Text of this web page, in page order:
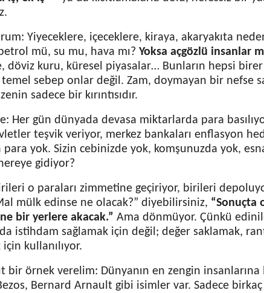
Yiyeceklere, içeceklere, kiraya, akaryakıta
mü, su mu, hava mı? Yoksa açgözlü insanlar
döviz kuru, küresel piyasalar… Bunların hepsi
sebep onlar değil. Zam, doymayan bir nefse
sadece bir kırıntısıdır.
Her gün dünyada devasa miktarlarda para
teşvik veriyor, merkez bankaları enflasyon
yok. Sizin cebinizde yok, komşunuzda yok,
gidiyor?
o paraları zimmetine geçiriyor, birileri
mülk edinse ne olacak?” diyebilirsiniz, “Sonuçta
bir yerlere akacak.” Ama dönmüyor. Çünkü
istihdam sağlamak için değil; değer saklamak,
kullanılıyor.
bir örnek verelim: Dünyanın en zengin insanlarına
Bernard Arnault gibi isimler var. Sadece